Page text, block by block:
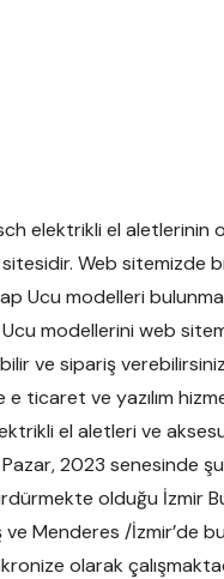
elektrikli el aletlerinin
Web sitemizde
Ucu modelleri
modellerini web
ve sipariş
e ticaret ve yazılım
el aletleri ve
2023 senesinde
olduğu İzmir
ve Menderes /İzmir’de
olarak